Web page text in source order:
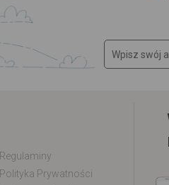
Regulaminy
Polityka Prywatności